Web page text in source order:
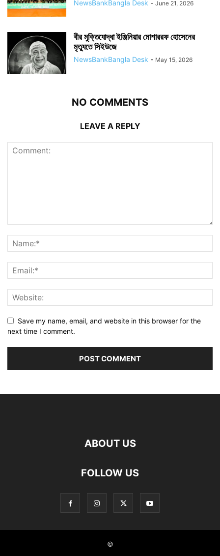
NewsBankBangla Desk - June 21, 2026
বীর মুক্তিযোদ্ধা ইঞ্জিনিয়ার মোশাররফ হোসেনের
মৃত্যুতে সিইউজে
NewsBankBangla Desk - May 15, 2026
NO COMMENTS
LEAVE A REPLY
Save my name, email, and website in this browser for the
next time I comment.
ABOUT US
FOLLOW US
©